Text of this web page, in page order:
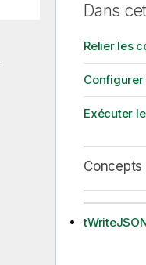
Dans
Relier les
Exécuter
Concepts